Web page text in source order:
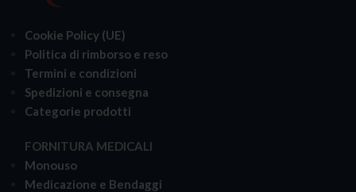
Cookie Policy (UE)
Politica di rimborso e reso
Termini e condizioni
Spedizioni e consegna
Categorie prodotti
FORNITURA MEDICALI
Monouso
Medicazione e Bendaggi